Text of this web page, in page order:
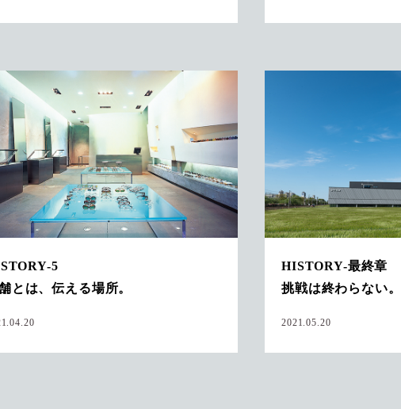
5
とは、伝える場所。
HISTORY-最終章
挑戦は終わらない。
2021.05.20